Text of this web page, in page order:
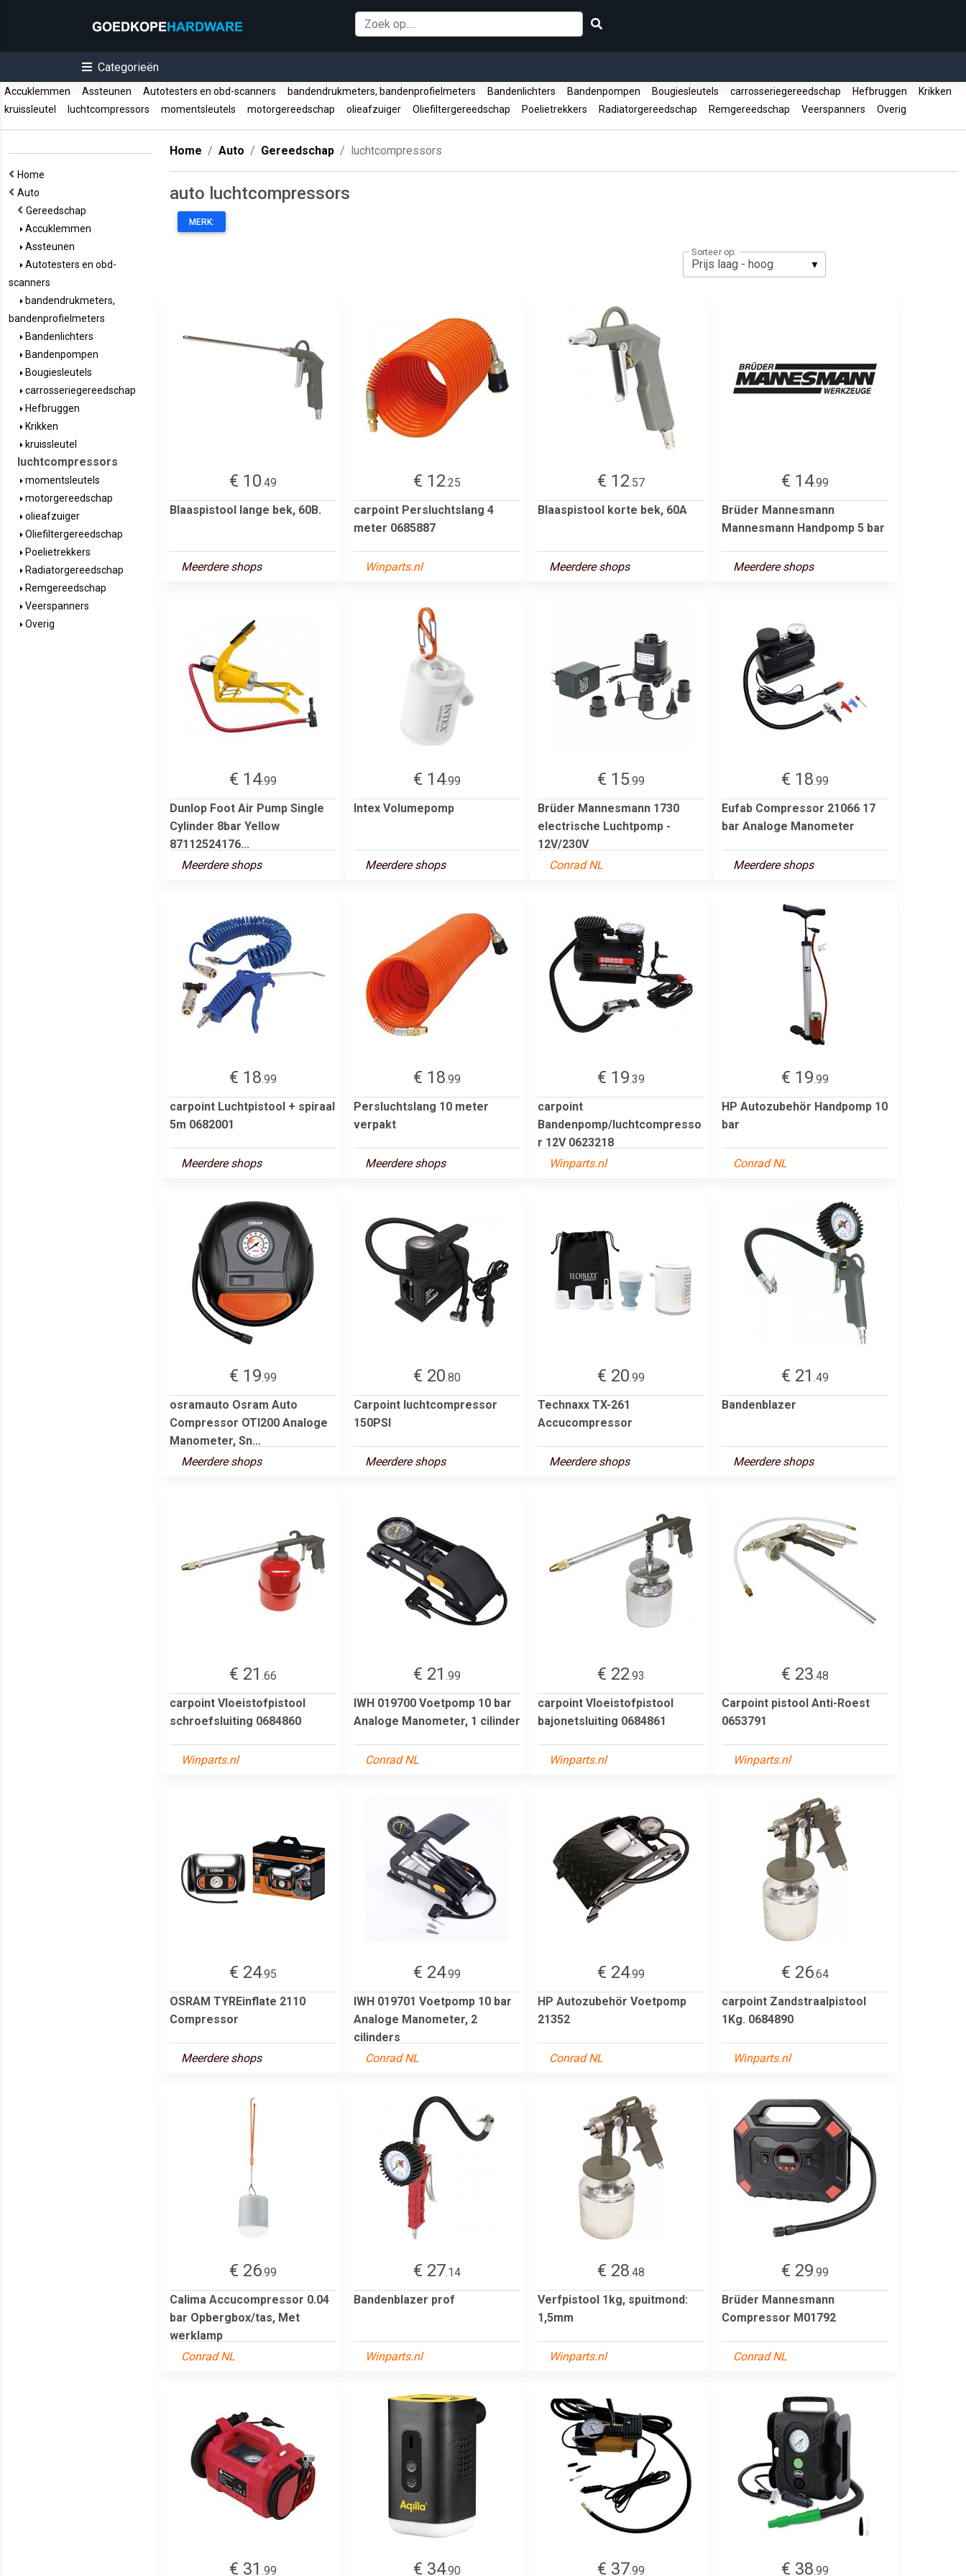
Categorieën
Accuklemmen Assteunen Autotesters en obd-scanners bandendrukmeters, bandenprofielmeters Bandenlichters Bandenpompen Bougiesleutels carrosseriegereedschap Hefbruggen
Krikken
kruissleutel
luchtcompressors momentsleutels motorgereedschap olieafzuiger Oliefiltergereedschap Poelietrekkers Radiatorgereedschap Remgereedschap Veerspanners Overig
Home
Auto
Gereedschap
Accuklemmen
Assteunen
Autotesters en obd-
scanners
bandendrukmeters,
bandenprofielmeters
Bandenlichters
Bandenpompen
Bougiesleutels
carrosseriegereedschap
Hefbruggen
Krikken
kruissleutel
luchtcompressors
momentsleutels
motorgereedschap
olieafzuiger
Oliefiltergereedschap
Poelietrekkers
Radiatorgereedschap
Remgereedschap
Veerspanners
Overig
Home Auto Gereedschap luchtcompressors
auto luchtcompressors
MERK:
Sorteer op:
€ 10.49
Blaaspistool lange bek, 60B.
Meerdere shops
€ 12.25
carpoint Persluchtslang 4
meter 0685887
Winparts.nl
€ 12.57
Blaaspistool korte bek, 60A
Meerdere shops
€ 14.99
Brüder Mannesmann
Mannesmann Handpomp 5 bar
Meerdere shops
€ 14.99
Dunlop Foot Air Pump Single
Cylinder 8bar Yellow
87112524176...
Meerdere shops
€ 14.99
Intex Volumepomp
Meerdere shops
€ 15.99
Brüder Mannesmann 1730
electrische Luchtpomp -
12V/230V
Conrad NL
€ 18.99
Eufab Compressor 21066 17
bar Analoge Manometer
Meerdere shops
€ 18.99
carpoint Luchtpistool + spiraal
5m 0682001
Meerdere shops
€ 18.99
Persluchtslang 10 meter
verpakt
Meerdere shops
€ 19.39
carpoint
Bandenpomp/luchtcompresso
r 12V 0623218
Winparts.nl
€ 19.99
HP Autozubehör Handpomp 10
bar
Conrad NL
€ 19.99
osramauto Osram Auto
Compressor OTI200 Analoge
Manometer, Sn...
Meerdere shops
€ 20.80
Carpoint luchtcompressor
150PSI
Meerdere shops
€ 20.99
Technaxx TX-261
Accucompressor
Meerdere shops
€ 21 .49
Bandenblazer
Meerdere shops
€ 21 .66
carpoint Vloeistofpistool
schroefsluiting 0684860
Winparts.nl
€ 21 .99
IWH 019700 Voetpomp 10 bar
Analoge Manometer, 1 cilinder
Conrad NL
€ 22.93
carpoint Vloeistofpistool
bajonetsluiting 0684861
Winparts.nl
€ 23.48
Carpoint pistool Anti-Roest
0653791
Winparts.nl
€ 24.95
OSRAM TYREinflate 2110
Compressor
Meerdere shops
€ 24.99
IWH 019701 Voetpomp 10 bar
Analoge Manometer, 2
cilinders
Conrad NL
€ 24.99
HP Autozubehör Voetpomp
21352
Conrad NL
€ 26.64
carpoint Zandstraalpistool
1Kg. 0684890
Winparts.nl
€ 26.99
Calima Accucompressor 0.04
bar Opbergbox/tas, Met
werklamp
Conrad NL
€ 27.14
Bandenblazer prof
Winparts.nl
€ 28.48
Verfpistool 1kg, spuitmond:
1,5mm
Winparts.nl
€ 29.99
Brüder Mannesmann
Compressor M01792
Conrad NL
€ 31 .99 € 34.90 € 37.99 € 38.99